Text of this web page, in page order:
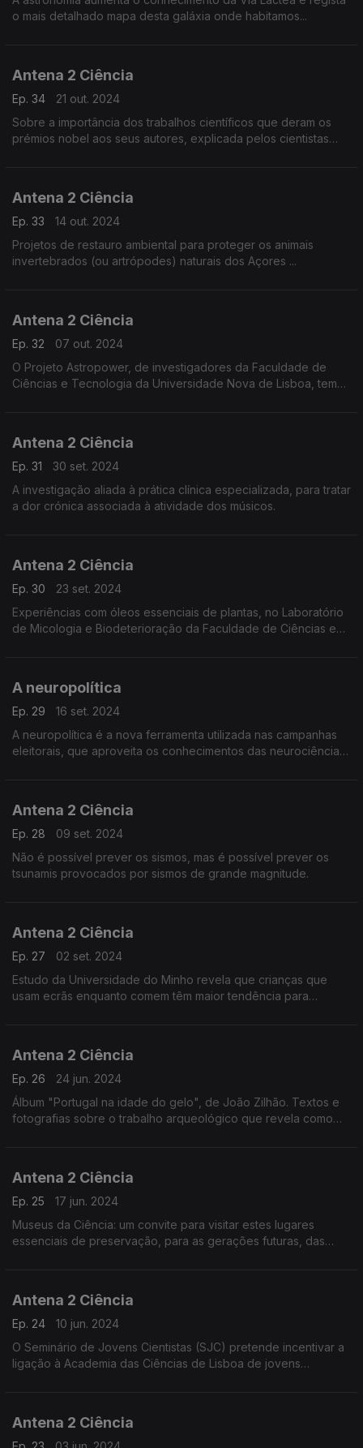
o mais detalhado mapa desta galáxia onde habitamos...
Antena 2 Ciência
Ep. 34
21 out. 2024
Sobre a importância dos trabalhos científicos que deram os
prémios nobel aos seus autores, explicada pelos cientistas
Antena 2 Ciência
Ep. 33
14 out. 2024
Projetos de restauro ambiental para proteger os animais
invertebrados (ou artrópodes) naturais dos Açores ...
Antena 2 Ciência
Ep. 32
07 out. 2024
O Projeto Astropower, de investigadores da Faculdade de
Ciências e Tecnologia da Universidade Nova de Lisboa, tem
Antena 2 Ciência
Ep. 31
30 set. 2024
A investigação aliada à prática clínica especializada, para tratar
a dor crónica associada à atividade dos músicos.
Antena 2 Ciência
Ep. 30
23 set. 2024
Experiências com óleos essenciais de plantas, no Laboratório
de Micologia e Biodeterioração da Faculdade de Ciências e
A neuropolítica
Ep. 29
16 set. 2024
A neuropolítica é a nova ferramenta utilizada nas campanhas
eleitorais, que aproveita os conhecimentos das neurociências
Antena 2 Ciência
Ep. 28
09 set. 2024
Não é possível prever os sismos, mas é possível prever os
tsunamis provocados por sismos de grande magnitude.
Antena 2 Ciência
Ep. 27
02 set. 2024
Estudo da Universidade do Minho revela que crianças que
usam ecrãs enquanto comem têm maior tendência para
Antena 2 Ciência
Ep. 26
24 jun. 2024
Álbum "Portugal na idade do gelo", de João Zilhão. Textos e
fotografias sobre o trabalho arqueológico que revela como
Antena 2 Ciência
Ep. 25
17 jun. 2024
Museus da Ciência: um convite para visitar estes lugares
essenciais de preservação, para as gerações futuras, das
Antena 2 Ciência
Ep. 24
10 jun. 2024
O Seminário de Jovens Cientistas (SJC) pretende incentivar a
ligação à Academia das Ciências de Lisboa de jovens
Antena 2 Ciência